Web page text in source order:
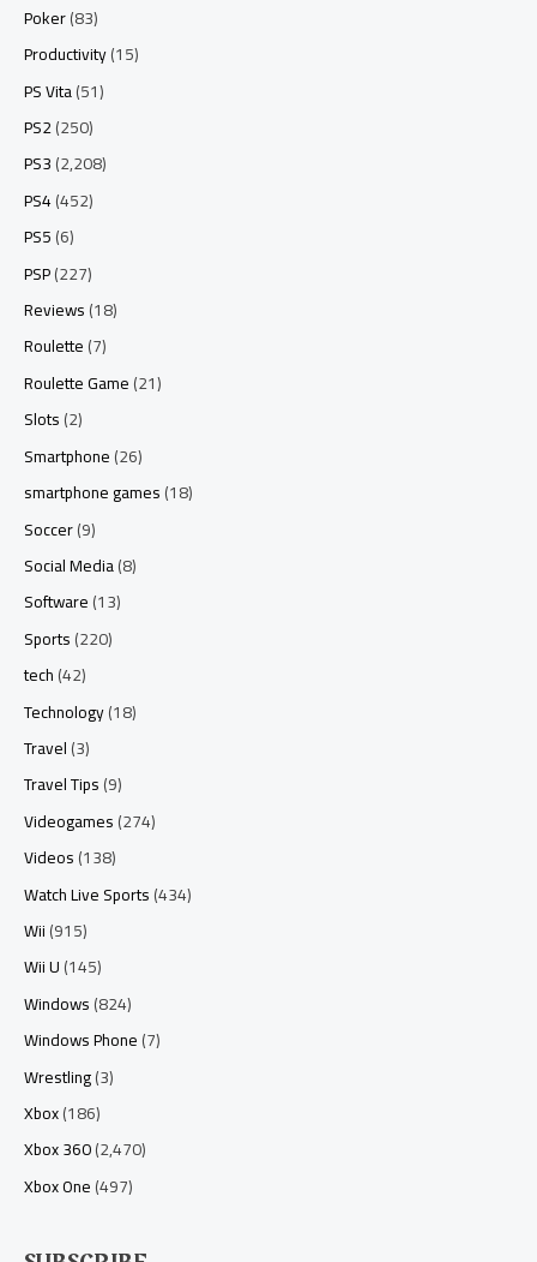
Poker(83)
Productivity(15)
PS Vita(51)
PS2(250)
PS3(2,208)
PS4(452)
PS5(6)
PSP(227)
Reviews(18)
Roulette(7)
Roulette Game(21)
Slots(2)
Smartphone(26)
smartphone games(18)
Soccer(9)
Social Media(8)
Software(13)
Sports(220)
tech(42)
Technology(18)
Travel(3)
Travel Tips(9)
Videogames(274)
Videos(138)
Watch Live Sports(434)
Wii(915)
Wii U(145)
Windows(824)
Windows Phone(7)
Wrestling(3)
Xbox(186)
Xbox 360(2,470)
Xbox One(497)